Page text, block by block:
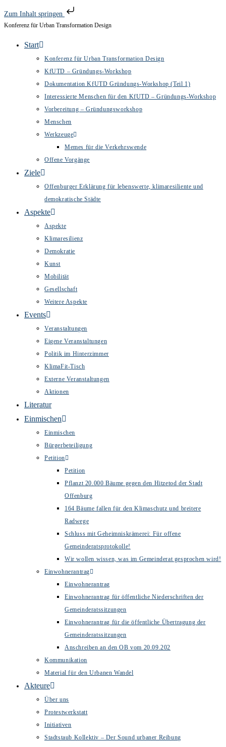
Zum Inhalt springen
Zum
Konferenz für Urban Transformation Design
Start
Konferenz für Urban Transformation Design
KfUTD – Gründungs-Workshop
Dokumentation KfUTD Gründungs-Workshop (Teil 1)
Interessierte Menschen für den KfUTD – Gründungs-Workshop
Vorbereitung – Gründungsworkshop
Menschen
Werkzeuge
Memes für die Verkehrswende
Offene Vorgänge
Ziele
Offenburger Erklärung für lebenswerte, klimaresiliente und
demokratische Städte
Aspekte
Aspekte
Klimaresilienz
Demokratie
Kunst
Mobilität
Gesellschaft
Weitere Aspekte
Events
Veranstaltungen
Eigene Veranstaltungen
Politik im Hinterzimmer
KlimaFit-Tisch
Externe Veranstaltungen
Aktionen
Literatur
Einmischen
Einmischen
Bürgerbeteiligung
Petition
Petition
Pflanzt 20.000 Bäume gegen den Hitzetod der Stadt
Offenburg
164 Bäume fallen für den Klimaschutz und breitere
Radwege
Schluss mit Geheimniskrämerei: Für offene
Gemeinderatsprotokolle!
Wir wollen wissen, was im Gemeinderat gesprochen wird!
Einwohnerantrag
Einwohnerantrag
Einwohnerantrag für öffentliche Niederschriften der
Gemeinderatssitzungen
Einwohnerantrag für die öffentliche Übertragung der
Gemeinderatssitzungen
Anschreiben an den OB vom 20.09.202
Kommunikation
Material für den Urbanen Wandel
Akteure
Über uns
Protestwerkstatt
Initiativen
Stadtstaub Kollektiv – Der Sound urbaner Reibung